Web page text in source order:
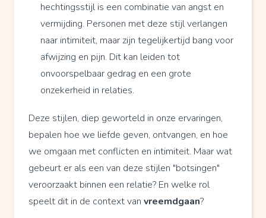
hechtingsstijl is een combinatie van angst en
vermijding. Personen met deze stijl verlangen
naar intimiteit, maar zijn tegelijkertijd bang voor
afwijzing en pijn. Dit kan leiden tot
onvoorspelbaar gedrag en een grote
onzekerheid in relaties.
Deze stijlen, diep geworteld in onze ervaringen,
bepalen hoe we liefde geven, ontvangen, en hoe
we omgaan met conflicten en intimiteit. Maar wat
gebeurt er als een van deze stijlen "botsingen"
veroorzaakt binnen een relatie? En welke rol
speelt dit in de context van vreemdgaan?